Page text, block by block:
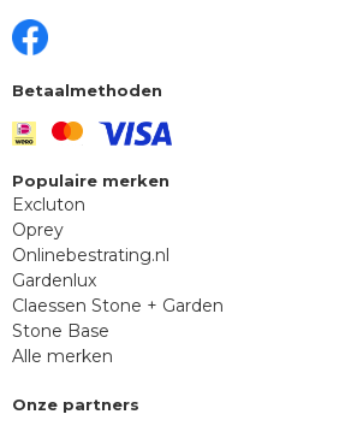
Betaalmethoden
Populaire merken
Excluton
Oprey
Onlinebestrating.nl
Gardenlux
Claessen Stone + Garden
Stone Base
Alle merken
Onze partners